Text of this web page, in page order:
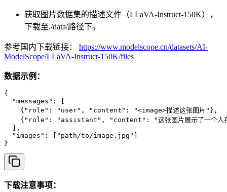
获取图片数据集的描述文件（LLaVA-Instruct-150K），
下载至./data/路径下。
参考国内下载链接： https://www.modelscope.cn/datasets/AI-
ModelScope/LLaVA-Instruct-150K/files
数据示例：
{
  "messages": [
    {"role": "user", "content": "<image>描述这张图片"},
{"role": "assistant", "content": "这张图片展示了一个人
  ],
  "images": ["path/to/image.jpg"]
}
下载注意事项：